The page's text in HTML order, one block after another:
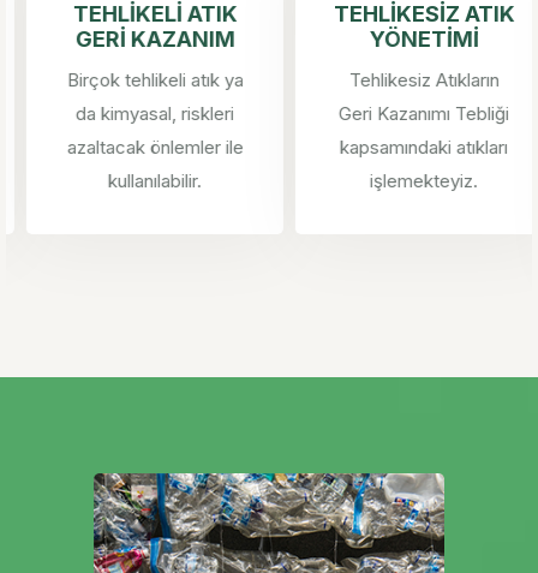
TEHLİKELİ ATIK
GERİ KAZANIM
Birçok tehlikeli atık ya
da kimyasal, riskleri
azaltacak önlemler ile
kullanılabilir.
TEHLİKESİZ ATIK
YÖNETİMİ
Tehlikesiz Atıkların
Geri Kazanımı Tebliği
kapsamındaki atıkları
işlemekteyiz.